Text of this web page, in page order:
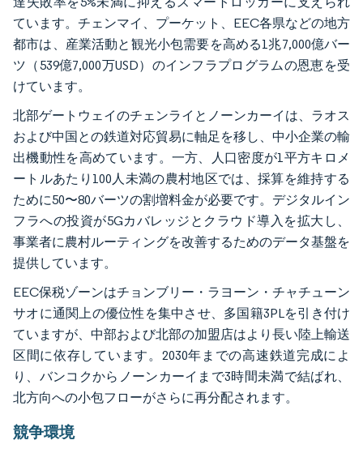
ています。チェンマイ、プーケット、EEC各県などの地方
都市は、産業活動と観光小包需要を高める1兆7,000億バー
ツ（539億7,000万USD）のインフラプログラムの恩恵を受
けています。
北部ゲートウェイのチェンライとノーンカーイは、ラオス
および中国との鉄道対応貿易に軸足を移し、中小企業の輸
出機動性を高めています。一方、人口密度が1平方キロメ
ートルあたり100人未満の農村地区では、採算を維持する
ために50〜80バーツの割増料金が必要です。デジタルイン
フラへの投資が5Gカバレッジとクラウド導入を拡大し、
事業者に農村ルーティングを改善するためのデータ基盤を
提供しています。
EEC保税ゾーンはチョンブリー・ラヨーン・チャチューン
サオに通関上の優位性を集中させ、多国籍3PLを引き付け
ていますが、中部および北部の加盟店はより長い陸上輸送
区間に依存しています。2030年までの高速鉄道完成によ
り、バンコクからノーンカーイまで3時間未満で結ばれ、
北方向への小包フローがさらに再分配されます。
競争環境